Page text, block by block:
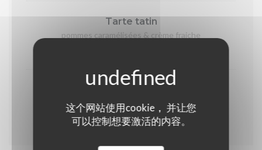
这个网站使用cookie， 并让您
可以控制想要激活的内容。
Tarte tatin
pommes caramélisées & crème fraiche
6,90 EUR